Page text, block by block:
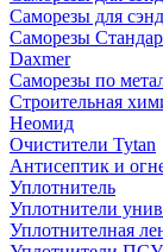
Саморезы для
Саморезы
Daxmer
Саморезы по
Строительная
Неомид
Очистители Tytan
Антисептик и
Уплотнитель
Уплотнители
Уплотнителная